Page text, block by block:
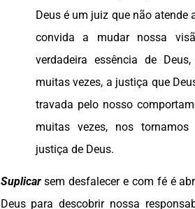
Deus é um juiz que não atende
convida a mudar nossa
verdadeira essência de
muitas vezes, a justiça que
travada pelo nosso
muitas vezes, nos
justiça de Deus.
Suplicarsem desfalecer e com fé é
Deus para descobrir nossa